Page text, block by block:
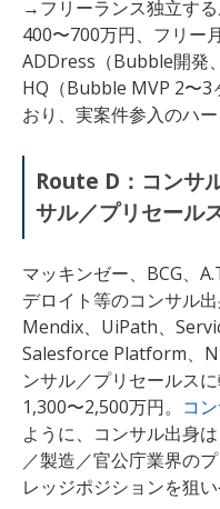
→フリーランス独立す
400〜700万円、フリー
ADDress（Bubble開発
HQ（Bubble MVP 2〜3
おり、実案件参入のハ
Route D：コンサ
サル／プリセール
マッキンゼー、BCG、
デロイト等のコンサル
Mendix、UiPath、
Salesforce Platform、
ンサル／プリセールス
1,300〜2,500万円。 コ
ように、コンサル出身
／製造／官公庁業界の
レッジポジションを狙い